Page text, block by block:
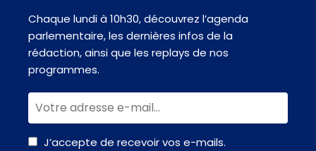
Chaque lundi à 10h30, découvrez l’agenda
parlementaire, les dernières infos de la
rédaction, ainsi que les replays de nos
programmes.
J’accepte de recevoir vos e-mails.